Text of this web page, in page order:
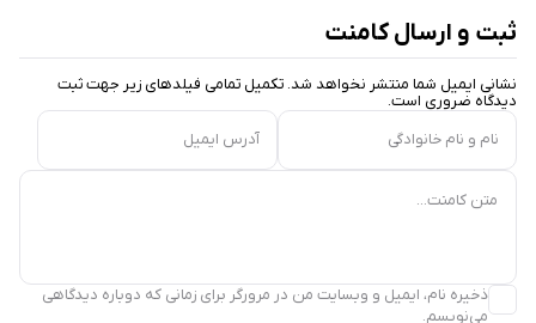
ثبت و ارسال کامنت
نشانی ایمیل شما منتشر نخواهد شد. تکمیل تمامی فیلد‌های زیر جهت ثبت
دیدگاه ضروری است.
نام و نام خانوادگی
آدرس ایمیل
متن کامنت...
ذخیره نام، ایمیل و وبسایت من در مرورگر برای زمانی که دوباره دیدگاهی
می‌نویسم.